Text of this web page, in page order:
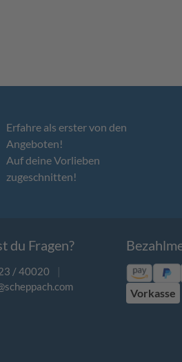
Erfahre als erster von den
Angeboten!
Auf deine Vorlieben
zugeschnitten!
du Fragen?
/ 40020
|
Vorkasse